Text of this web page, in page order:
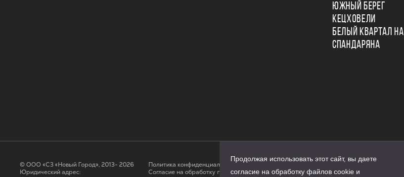
ЮЖНЫЙ БЕРЕГ
КЕЦХОВЕЛИ
БЕЛЫЙ КВАРТАЛ НА
СПАНДАРЯНА
© ООО «СЗ «Новый Город», 2013- 2026
Юридический адрес:
Политика конфиденциальности
Согласие на обработку персональных данных
Продолжая использовать этот сайт, вы даете
согласие на обработку файлов cookie и